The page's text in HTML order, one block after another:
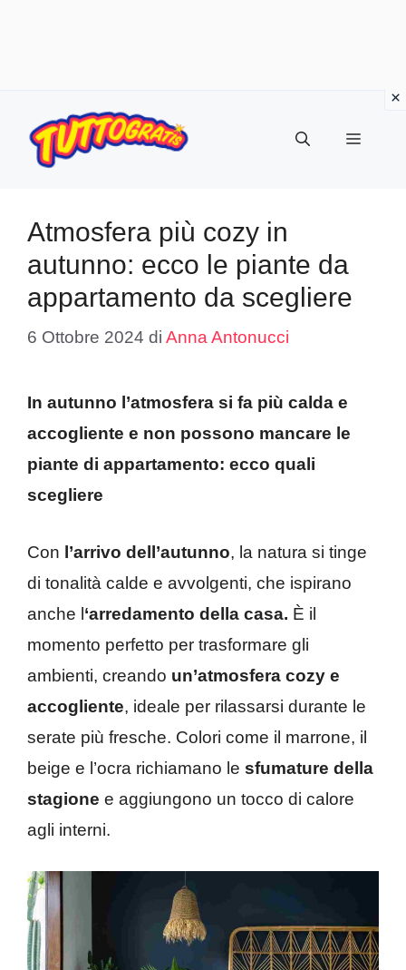
contenuto
Menu
Atmosfera più cozy in
autunno: ecco le piante da
appartamento da scegliere
6 Ottobre 2024 di Anna Antonucci
In autunno l’atmosfera si fa più calda e
accogliente e non possono mancare le
piante di appartamento: ecco quali
scegliere
Con l’arrivo dell’autunno, la natura si tinge
di tonalità calde e avvolgenti, che ispirano
anche l‘arredamento della casa. È il
momento perfetto per trasformare gli
ambienti, creando un’atmosfera cozy e
accogliente, ideale per rilassarsi durante le
serate più fresche. Colori come il marrone, il
beige e l’ocra richiamano le sfumature della
stagione e aggiungono un tocco di calore
agli interni.